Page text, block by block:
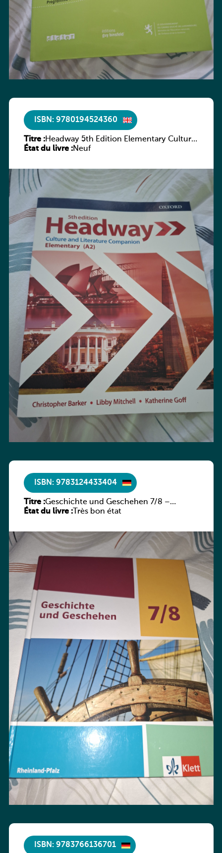
ISBN: 9780194524360
Titre :Headway 5th Edition Elementary Culture
and Literature Companion
État du livre :Neuf
ISBN: 9783124433404
Titre :Geschichte und Geschehen 7/8 –
Rheinland-Pfalz
État du livre :Très bon état
ISBN: 9783766136701